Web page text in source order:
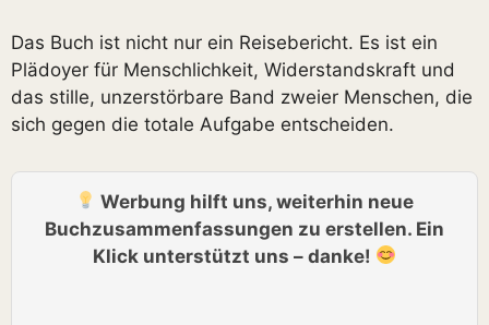
Das Buch ist nicht nur ein Reisebericht. Es ist ein
Plädoyer für Menschlichkeit, Widerstandskraft und
das stille, unzerstörbare Band zweier Menschen, die
sich gegen die totale Aufgabe entscheiden.
Werbung hilft uns, weiterhin neue
Buchzusammenfassungen zu erstellen. Ein
Klick unterstützt uns – danke!